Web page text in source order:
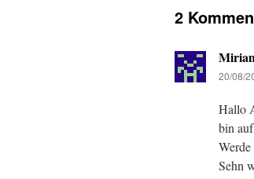
2
20/08/
Hallo
bin
Sehn